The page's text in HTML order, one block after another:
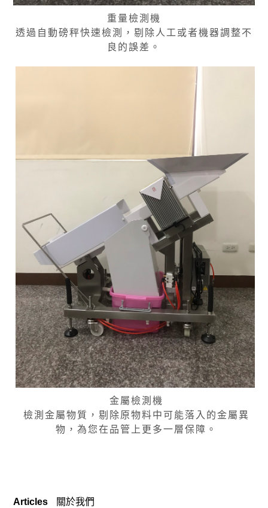
重量檢測機
透過自動磅秤快速檢測，剔除人工或者機器調整不
良的誤差。
金屬檢測機
檢測金屬物質，剔除原物料中可能落入的金屬異
物，為您在品管上更多一層保障。
Articles 關於我們